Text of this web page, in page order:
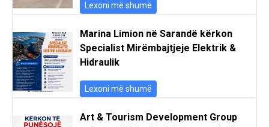
Lexoni më shumë
Marina Limion në Sarandë kërkon
Specialist Mirëmbajtjeje Elektrik &
Hidraulik
Lexoni më shumë
Art & Tourism Development Group